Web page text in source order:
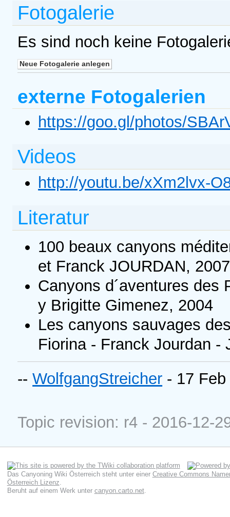
Fotogalerie
Es sind noch keine
externe Fotogalerien
https://goo.gl/photos/
Videos
http://youtu.be/xXm2lvx-
Literatur
100 beaux canyons
et Franck JOURDAN,
Canyons d´aventures des
y Brigitte Gimenez, 2004
Les canyons sauvages
Fiorina - Franck Jourdan -
--WolfgangStreicher - 17
Topic revision: r4 - 2016-12-
Das Canyoning Wiki Österreichsteht unter einer Creative Commons
Österreich Lizenz.
Beruht auf einem Werk unter canyon.carto.net.